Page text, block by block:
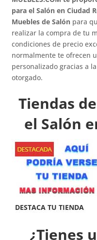
para el Salón en Ciudad
Muebles de Salón para
realizar la compra de tu
condiciones de precio
normalmente te ofrecen
personalizado gracias a
otorgado.
Tiendas
el Salón
¿Tienes